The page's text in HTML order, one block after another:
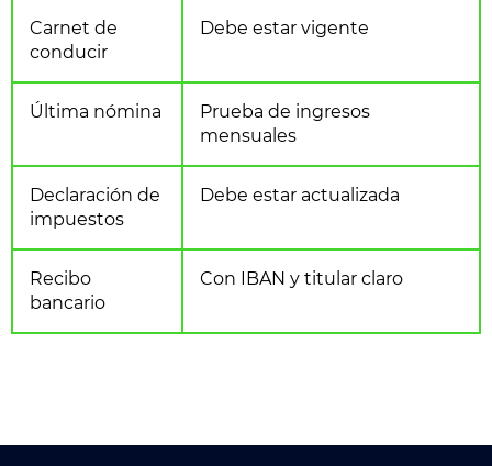
Carnet de
conducir
Debe estar vigente
Última nómina
Prueba de ingresos
mensuales
Declaración de
impuestos
Debe estar actualizada
Recibo
bancario
Con IBAN y titular claro